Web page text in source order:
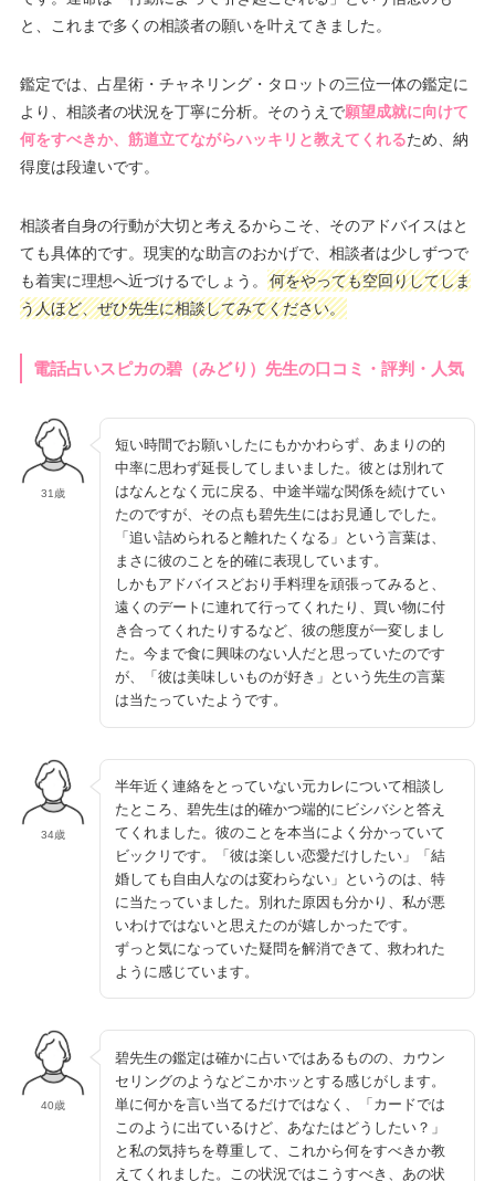
と、これまで多くの相談者の願いを叶えてきました。
鑑定では、占星術・チャネリング・タロットの三位一体の鑑定に
より、相談者の状況を丁寧に分析。そのうえで願望成就に向けて
何をすべきか、筋道立てながらハッキリと教えてくれるため、納
得度は段違いです。
相談者自身の行動が大切と考えるからこそ、そのアドバイスはと
ても具体的です。現実的な助言のおかげで、相談者は少しずつで
も着実に理想へ近づけるでしょう。
何をやっても空回りしてしま
う人ほど、ぜひ先生に相談してみてください。
電話占いスピカの碧（みどり）先生の口コミ・評判・人気
31歳
短い時間でお願いしたにもかかわらず、あまりの的
中率に思わず延長してしまいました。彼とは別れて
はなんとなく元に戻る、中途半端な関係を続けてい
たのですが、その点も碧先生にはお見通しでした。
「追い詰められると離れたくなる」という言葉は、
まさに彼のことを的確に表現しています。
しかもアドバイスどおり手料理を頑張ってみると、
遠くのデートに連れて行ってくれたり、買い物に付
き合ってくれたりするなど、彼の態度が一変しまし
た。今まで食に興味のない人だと思っていたのです
が、「彼は美味しいものが好き」という先生の言葉
は当たっていたようです。
34歳
半年近く連絡をとっていない元カレについて相談し
たところ、碧先生は的確かつ端的にビシバシと答え
てくれました。彼のことを本当によく分かっていて
ビックリです。「彼は楽しい恋愛だけしたい」「結
婚しても自由人なのは変わらない」というのは、特
に当たっていました。別れた原因も分かり、私が悪
いわけではないと思えたのが嬉しかったです。
ずっと気になっていた疑問を解消できて、救われた
ように感じています。
40歳
碧先生の鑑定は確かに占いではあるものの、カウン
セリングのようなどこかホッとする感じがします。
単に何かを言い当てるだけではなく、「カードでは
このように出ているけど、あなたはどうしたい？」
と私の気持ちを尊重して、これから何をすべきか教
えてくれました。この状況ではこうすべき、あの状